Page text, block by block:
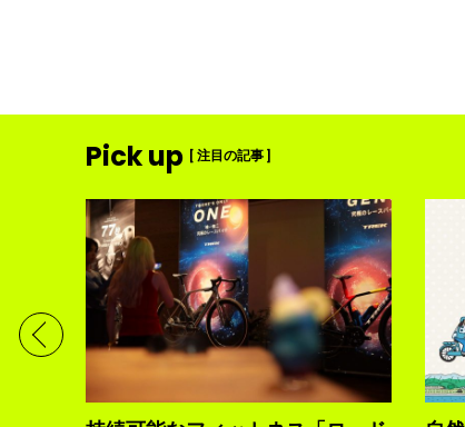
Pick up [ 注目の記事 ]
現す